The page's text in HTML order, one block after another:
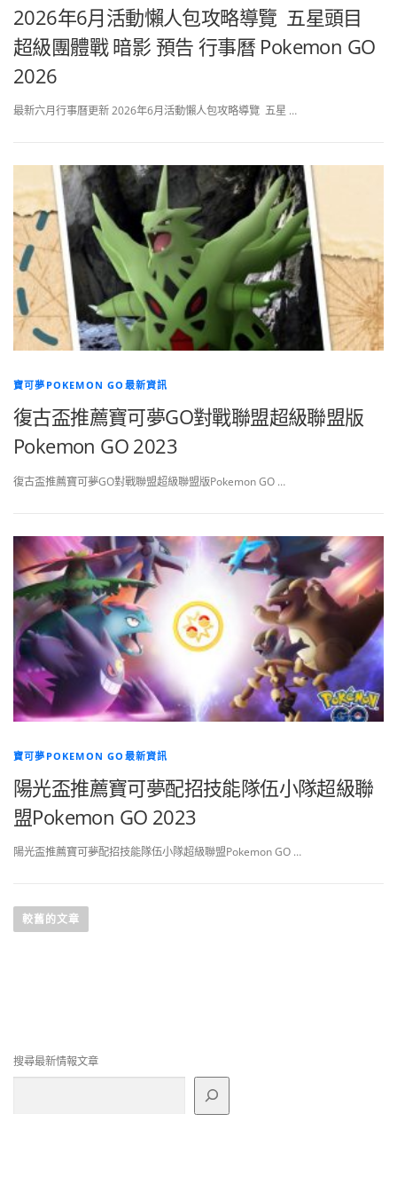
2026年6月活動懶人包攻略導覽 五星頭目
超級團體戰 暗影 預告 行事曆 Pokemon GO
2026
最新六月行事曆更新 2026年6月活動懶人包攻略導覽 五星 …
寶可夢POKEMON GO最新資訊
復古盃推薦寶可夢GO對戰聯盟超級聯盟版
Pokemon GO 2023
復古盃推薦寶可夢GO對戰聯盟超級聯盟版Pokemon GO …
寶可夢POKEMON GO最新資訊
陽光盃推薦寶可夢配招技能隊伍小隊超級聯
盟Pokemon GO 2023
陽光盃推薦寶可夢配招技能隊伍小隊超級聯盟Pokemon GO …
章
較舊的文章
搜尋最新情報文章